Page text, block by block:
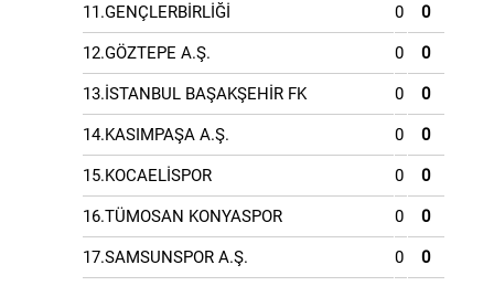
11.GENÇLERBİRLİĞİ 0 0
12.GÖZTEPE A.Ş. 0 0
13.İSTANBUL BAŞAKŞEHİR FK 0 0
14.KASIMPAŞA A.Ş. 0 0
15.KOCAELİSPOR 0 0
16.TÜMOSAN KONYASPOR 0 0
17.SAMSUNSPOR A.Ş. 0 0